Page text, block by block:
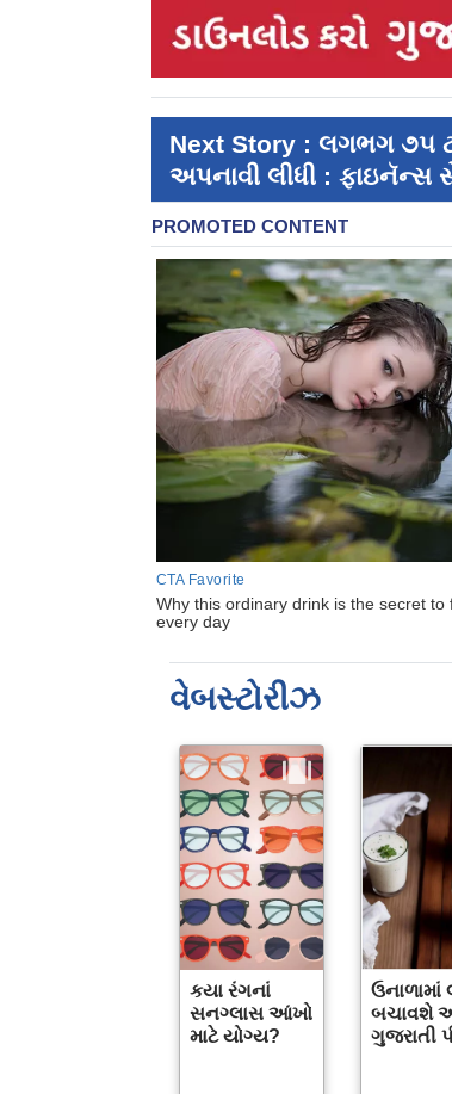
Next Story : લગભગ ૭૫
અપનાવી લીધી : ફાઇનૅન્સ
વેબસ્ટોરીઝ
કયા રંગનાં
સનગ્લાસ આંખો
માટે યોગ્ય?
ઉનાળામાં
બચાવશે
ગુજરાતી